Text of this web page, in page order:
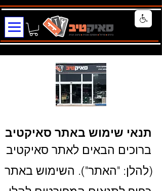
תנאי שימוש באתר סאיקטיב
ברוכים הבאים לאתר סאיקטיב
(להלן: "האתר"). השימוש באתר